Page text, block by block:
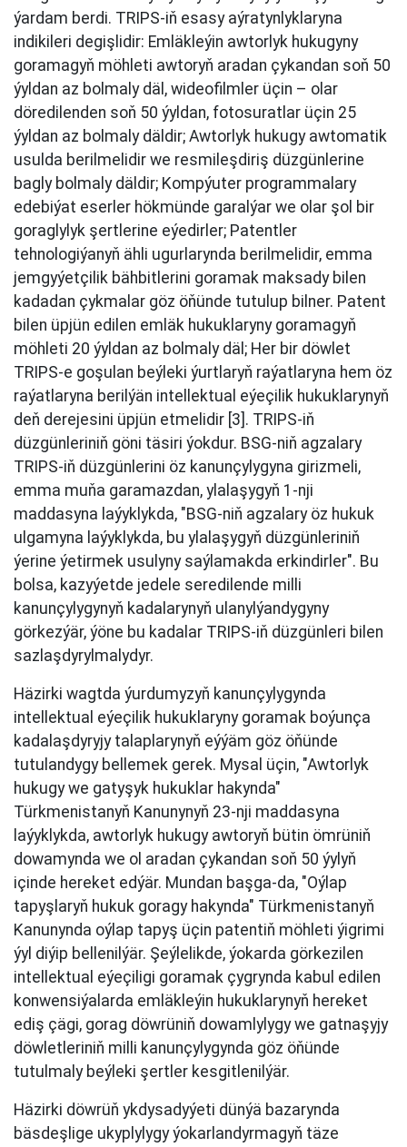
ýardam berdi. TRIPS-iň esasy aýratynlyklaryna
indikileri degişlidir: Emläkleýin awtorlyk hukugyny
goramagyň möhleti awtoryň aradan çykandan soň 50
ýyldan az bolmaly däl, wideofilmler üçin – olar
döredilenden soň 50 ýyldan, fotosuratlar üçin 25
ýyldan az bolmaly däldir; Awtorlyk hukugy awtomatik
usulda berilmelidir we resmileşdiriş düzgünlerine
bagly bolmaly däldir; Kompýuter programmalary
edebiýat eserler hökmünde garalýar we olar şol bir
goraglylyk şertlerine eýedirler; Patentler
tehnologiýanyň ähli ugurlarynda berilmelidir, emma
jemgyýetçilik bähbitlerini goramak maksady bilen
kadadan çykmalar göz öňünde tutulup bilner. Patent
bilen üpjün edilen emläk hukuklaryny goramagyň
möhleti 20 ýyldan az bolmaly däl; Her bir döwlet
TRIPS-e goşulan beýleki ýurtlaryň raýatlaryna hem öz
raýatlaryna berilýän intellektual eýeçilik hukuklarynyň
deň derejesini üpjün etmelidir [3]. TRIPS-iň
düzgünleriniň göni täsiri ýokdur. BSG-niň agzalary
TRIPS-iň düzgünlerini öz kanunçylygyna girizmeli,
emma muňa garamazdan, ylalaşygyň 1-nji
maddasyna laýyklykda, "BSG-niň agzalary öz hukuk
ulgamyna laýyklykda, bu ylalaşygyň düzgünleriniň
ýerine ýetirmek usulyny saýlamakda erkindirler". Bu
bolsa, kazyýetde jedele seredilende milli
kanunçylygynyň kadalarynyň ulanylýandygyny
görkezýär, ýöne bu kadalar TRIPS-iň düzgünleri bilen
sazlaşdyrylmalydyr.
Häzirki wagtda ýurdumyzyň kanunçylygynda
intellektual eýeçilik hukuklaryny goramak boýunça
kadalaşdyryjy talaplarynyň eýýäm göz öňünde
tutulandygy bellemek gerek. Mysal üçin, "Awtorlyk
hukugy we gatyşyk hukuklar hakynda"
Türkmenistanyň Kanunynyň 23-nji maddasyna
laýyklykda, awtorlyk hukugy awtoryň bütin ömrüniň
dowamynda we ol aradan çykandan soň 50 ýylyň
içinde hereket edýär. Mundan başga-da, "Oýlap
tapyşlaryň hukuk goragy hakynda" Türkmenistanyň
Kanunynda oýlap tapyş üçin patentiň möhleti ýigrimi
ýyl diýip bellenilýär. Şeýlelikde, ýokarda görkezilen
intellektual eýeçiligi goramak çygrynda kabul edilen
konwensiýalarda emläkleýin hukuklarynyň hereket
ediş çägi, gorag döwrüniň dowamlylygy we gatnaşyjy
döwletleriniň milli kanunçylygynda göz öňünde
tutulmaly beýleki şertler kesgitlenilýär.
Häzirki döwrüň ykdysadyýeti dünýä bazarynda
bäsdeşlige ukyplylygy ýokarlandyrmagyň täze